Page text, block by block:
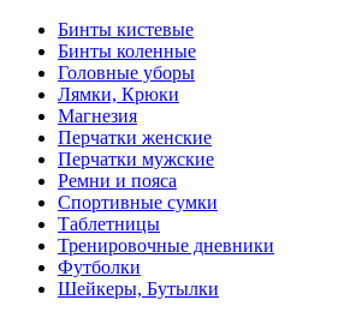
Бинты кистевые
Бинты коленные
Головные уборы
Лямки, Крюки
Магнезия
Перчатки женские
Перчатки мужские
Ремни и пояса
Спортивные сумки
Таблетницы
Тренировочные дневники
Футболки
Шейкеры, Бутылки